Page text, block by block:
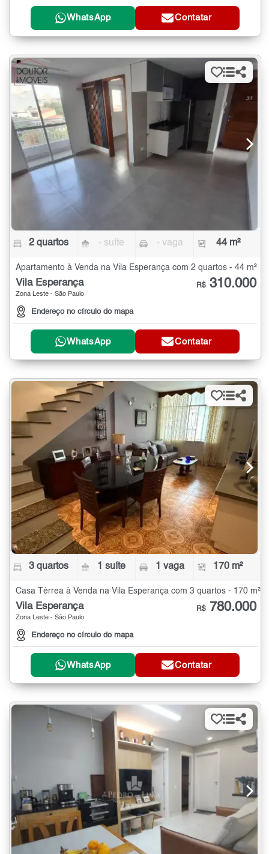
WhatsApp Contatar
2 quartos - suíte - vaga 44 m²
Apartamento à Venda na Vila Esperança com 2 quartos - 44 m²
Vila Esperança
Zona Leste - São Paulo
Endereço no círculo do mapa
R$ 310.000
WhatsApp Contatar
3 quartos 1 suíte 1 vaga 170 m²
Casa Térrea à Venda na Vila Esperança com 3 quartos - 170 m²
Vila Esperança
Zona Leste - São Paulo
Endereço no círculo do mapa
R$ 780.000
WhatsApp Contatar